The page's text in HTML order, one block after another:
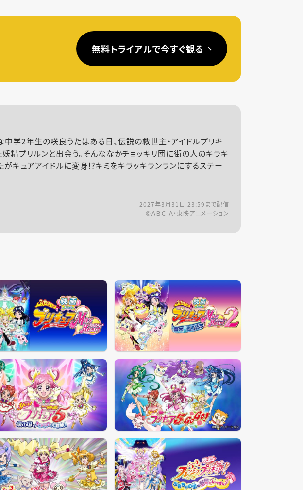
無料トライアルで今すぐ観る
学2年生の咲良うたはある日、伝説の救世主・アイドルプリキ
精プリルンと出会う。そんななかチョッキリ団に街の人のキラキ
キュアアイドルに変身!?キミをキラッキランランにするステー
2027年3月31日 23:59 まで配信
©ＡＢＣ-Ａ・東映アニメーション